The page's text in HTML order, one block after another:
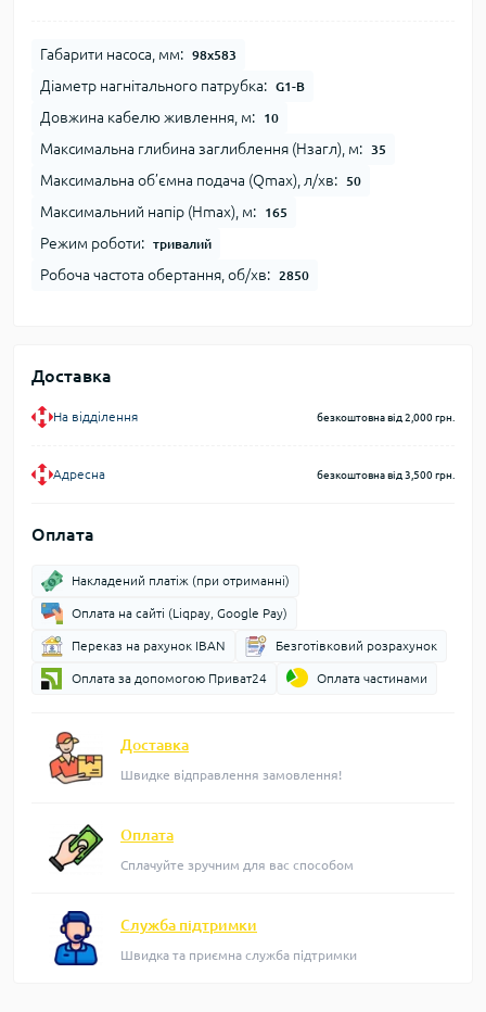
Габарити насоса, мм: 98x583
Діаметр нагнітального патрубка: G1-B
Довжина кабелю живлення, м: 10
Максимальна глибина заглиблення (Нзагл), м: 35
Максимальна об’ємна подача (Qmax), л/хв: 50
Максимальний напір (Нmax), м: 165
Режим роботи: тривалий
Робоча частота обертання, об/хв: 2850
Доставка
На відділення безкоштовна від 2,000 грн.
Адресна безкоштовна від 3,500 грн.
Оплата
Накладений платіж (при отриманні)
Оплата на сайті (Liqpay, Google Pay)
Переказ на рахунок IBAN Безготівковий розрахунок
Оплата за допомогою Приват24 Оплата частинами
Доставка
Швидке відправлення замовлення!
Оплата
Сплачуйте зручним для вас способом
Служба підтримки
Швидка та приємна служба підтримки